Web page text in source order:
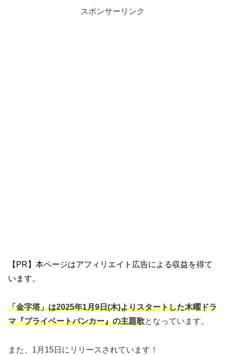
スポンサーリンク
【PR】本ページはアフィリエイト広告による収益を得て
います。
「金字塔」は2025年1月9日(木)よりスタートした木曜ドラ
マ『プライベートバンカー』の主題歌となっています。
また、1月15日にリリースされています！